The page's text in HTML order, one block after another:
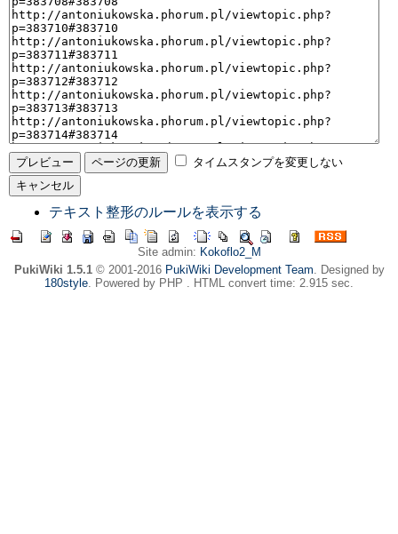
タイムスタンプを変更しない
テキスト整形のルールを表示する
Site admin: Kokoflo2_M
PukiWiki 1.5.1© 2001-2016 PukiWiki Development Team. Designed by
180style. Powered by PHP . HTML convert time: 2.915 sec.